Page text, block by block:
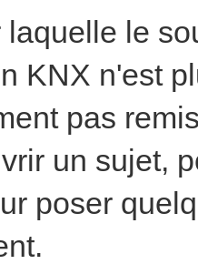
le
KNX n'est
pas
un sujet,
poser